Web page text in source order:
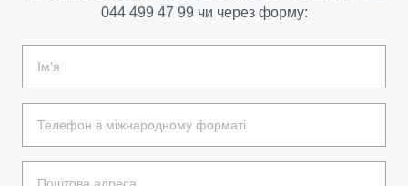
044 499 47 99 чи через форму: